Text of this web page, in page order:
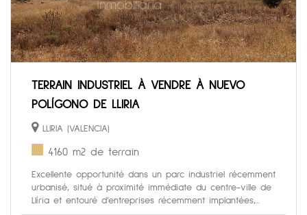
TERRAIN INDUSTRIEL À VENDRE À NUEVO
POLÍGONO DE LLIRIA
LLIRIA (VALENCIA)
4160 m2 de terrain
Excellente opportunité dans un parc industriel récemment
urbanisé, situé à proximité immédiate du centre-ville de
Llíria et entouré d’entreprises récemment implantées,...